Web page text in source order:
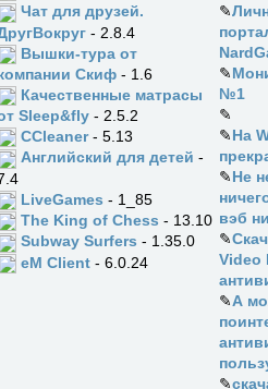
Чат для друзей.
- 2.8.4
Вышки-тура от
Скиф - 1.6
Качественные матрасы
Sleep&fly - 2.5.2
CCleaner- 5.13
Английский для детей -
LiveGames - 1_85
The King of Chess - 13.10
Subway Surfers - 1.35.0
eM Client - 6.0.24
✎
✎
№1
✎
✎На
✎Не
вэб
✎
Video
✎А
✎